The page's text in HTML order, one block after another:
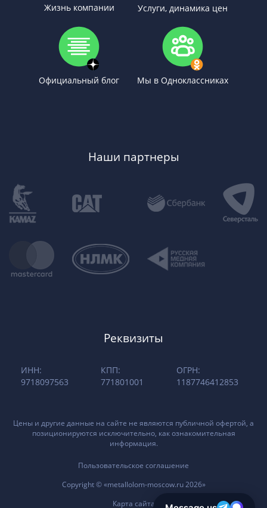
Жизнь компании Услуги, динамика цен
Официальный блог Мы в Одноклассниках
Наши партнеры
Реквизиты
ИНН:
9718097563
КПП:
771801001
ОГРН:
1187746412853
Цены и другие данные на сайте не являются публичной офертой, а
позиционируются исключительно, как ознакомительная
информация.
Пользовательское соглашение
Copyright © «metallolom-moscow.ru 2026»
Карта сайта